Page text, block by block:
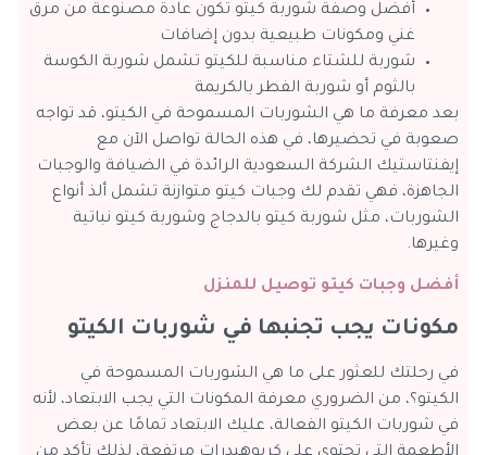
أفضل وصفة شوربة كيتو تكون عادة مصنوعة من مرق
غني ومكونات طبيعية بدون إضافات
شوربة للشتاء مناسبة للكيتو تشمل شوربة الكوسة
بالثوم أو شوربة الفطر بالكريمة
بعد معرفة ما هي الشوربات المسموحة في الكيتو، قد تواجه
صعوبة في تحضيرها، في هذه الحالة تواصل الآن مع
إيفنتاستيك الشركة السعودية الرائدة في الضيافة والوجبات
الجاهزة، فهي تقدم لك وجبات كيتو متوازنة تشمل ألذ أنواع
الشوربات، مثل شوربة كيتو بالدجاج وشوربة كيتو نباتية
وغيرها.
أفضل وجبات كيتو توصيل للمنزل
مكونات يجب تجنبها في شوربات الكيتو
في رحلتك للعثور على ما هي الشوربات المسموحة في
الكيتو؟، من الضروري معرفة المكونات التي يجب الابتعاد، لأنه
في شوربات الكيتو الفعالة، عليك الابتعاد تمامًا عن بعض